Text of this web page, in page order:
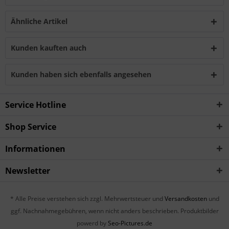
Ähnliche Artikel
Kunden kauften auch
Kunden haben sich ebenfalls angesehen
Service Hotline
Shop Service
Informationen
Newsletter
* Alle Preise verstehen sich zzgl. Mehrwertsteuer und Versandkostenund
ggf. Nachnahmegebühren, wenn nicht anders beschrieben. Produktbilder
powerd by Seo-Pictures.de